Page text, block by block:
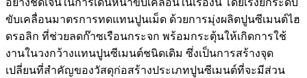
ขับเคลื่อนมาตรการทดแทนปูนเม็ด ด้วยการมุ่งผลิตปูนซีเมนต์ไฮ
ดรอลิก ที่ช่วยลดก๊าซเรือนกระจก พร้อมกระตุ้นให้เกิดการใช้
งานในวงกว้างแทนปูนซีเมนต์ชนิดเดิม ซึ่งเป็นการสร้างจุด
เปลี่ยนที่สำคัญของวัสดุก่อสร้างประเภทปูนซีเมนต์ที่จะมีส่วน